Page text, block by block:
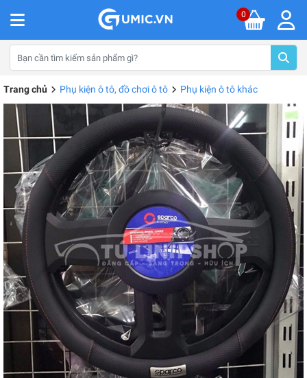
0
Trang chủ Phụ kiện ô tô, đồ chơi ô tô Phụ kiện ô tô khác